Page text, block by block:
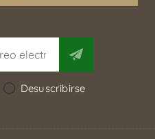
Desuscribirse